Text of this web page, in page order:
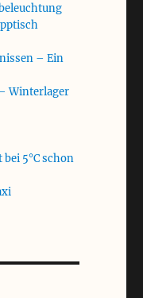
– Ein
Winterlager
5°C schon